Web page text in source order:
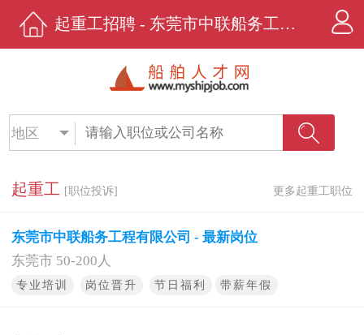
起重工招聘 - 东莞市中联船务工程有限公司 - 船舶人才网
地区
起重工 [职位投诉] 更多起重工职位
东莞市中联船务工程有限公司 - 最新岗位
东莞市 50-200人
专业培训 岗位晋升 节日福利 带薪年假